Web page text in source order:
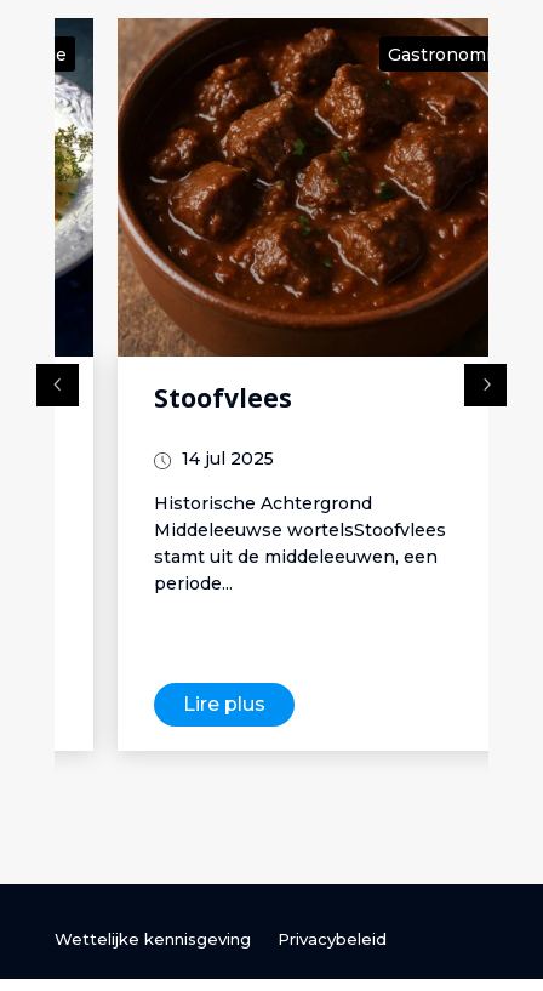
Gastronomie
Stoofvlees
14 jul 2025
Historische Achtergrond
Middeleeuwse wortelsStoofvlees
stamt uit de middeleeuwen, een
periode...
Lire plus
Wettelijke kennisgeving Privacybeleid